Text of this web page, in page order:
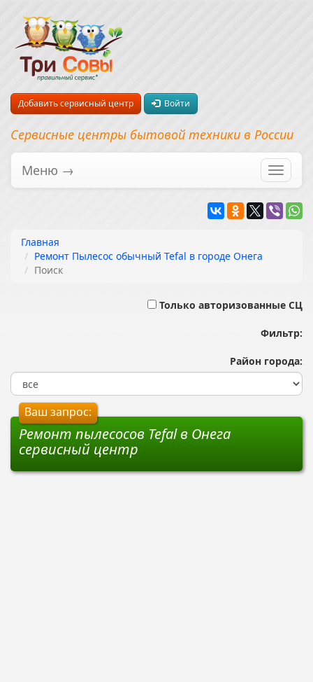
Добавить сервисный центр Войти
Сервисные центры бытовой техники в России
Меню →
Главная
Ремонт Пылесос обычный Tefal в городе Онега
Поиск
Только авторизованные СЦ
Фильтр:
Район города:
Ваш запрос:
Ремонт пылесосов Tefal в Онега
сервисный центр